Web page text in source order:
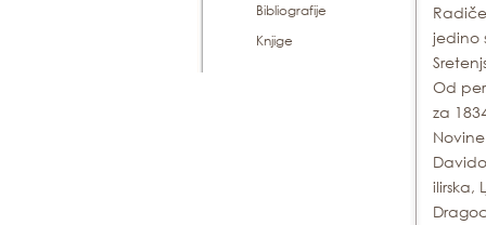
Bibliografije
Knjige
jedino
Od
za
ilirska,